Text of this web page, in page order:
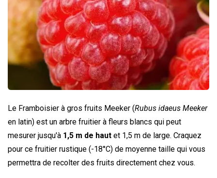
Le Framboisier à gros fruits Meeker (Rubus idaeus Meeker
en latin) est un arbre fruitier à fleurs blancs qui peut
mesurer jusqu'à 1,5 m de haut et 1,5 m de large. Craquez
pour ce fruitier rustique (-18°C) de moyenne taille qui vous
permettra de recolter des fruits directement chez vous.